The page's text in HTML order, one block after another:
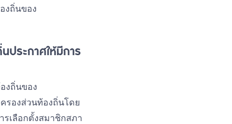
งถิ่นของ
ระกาศให้มีการ
งถิ่นของ
รองส่วนท้องถิ่นโดย
รเลือกตั้งสมาชิกสภา